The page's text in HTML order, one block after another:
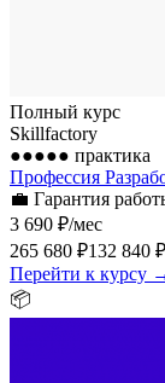
Полный курс
Skillfactory
●●●●● практика
Профессия
💼 Гарантия
3 690 ₽/мес
265 680 ₽132 840 ₽
Перейти к курсу
📦